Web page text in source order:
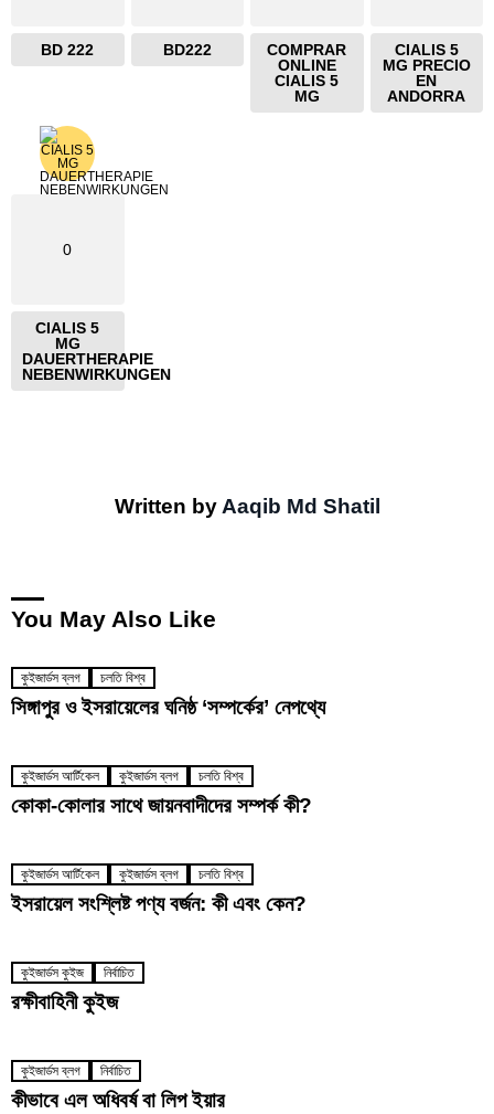
BD 222 BD222
COMPRAR
ONLINE
CIALIS 5
MG
CIALIS 5
MG PRECIO
EN
ANDORRA
0
CIALIS 5
MG
DAUERTHERAPIE
NEBENWIRKUNGEN
Written by Aaqib Md Shatil
You May Also Like
কুইজার্ডস ব্লগ চলতি বিশ্ব
সিঙ্গাপুর ও ইসরায়েলের ঘনিষ্ঠ ‘সম্পর্কের’ নেপথ্যে
কুইজার্ডস আর্টিকেল কুইজার্ডস ব্লগ চলতি বিশ্ব
কোকা-কোলার সাথে জায়নবাদীদের সম্পর্ক কী?
কুইজার্ডস আর্টিকেল কুইজার্ডস ব্লগ চলতি বিশ্ব
ইসরায়েল সংশ্লিষ্ট পণ্য বর্জন: কী এবং কেন?
কুইজার্ডস কুইজ নির্বাচিত
রক্ষীবাহিনী কুইজ
কুইজার্ডস ব্লগ নির্বাচিত
কীভাবে এল অধিবর্ষ বা লিপ ইয়ার